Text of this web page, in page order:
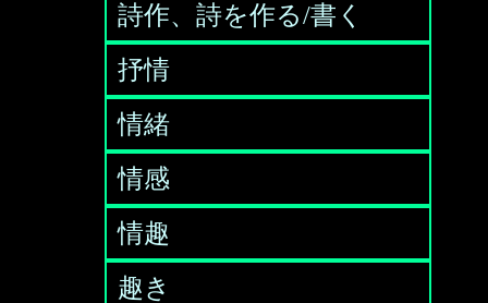
詩作、詩を作る/書く
抒情
情緒
情感
情趣
趣き